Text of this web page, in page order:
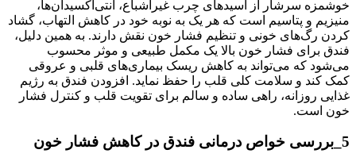
خوشمزه سرشار از اسیدهای چرب غیراشباع، آنتی‌اکسیدان‌ها،
منیزیم و پتاسیم است که هر یک به نوبه خود در کاهش التهاب، گشاد
کردن رگ‌های خونی و تنظیم فشار خون نقش دارند. به همین دلیل،
فندق برای فشار خون بالا یک مکمل طبیعی و موثر محسوب
می‌شود که می‌تواند به کاهش ریسک بیماری‌های قلبی و عروقی
کمک کند و سلامت کلی قلب را حفظ نماید. افزودن فندق به رژیم
غذایی روزانه، راهی ساده و سالم برای تقویت قلب و کنترل فشار
خون است.
5_بررسی خواص درمانی فندق در کاهش فشار خون